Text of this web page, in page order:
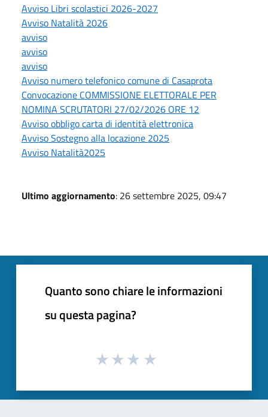
Avviso Libri scolastici 2026-2027
Avviso Natalità 2026
avviso
avviso
avviso
Avviso numero telefonico comune di Casaprota
Convocazione COMMISSIONE ELETTORALE PER
NOMINA SCRUTATORI 27/02/2026 ORE 12
Avviso obbligo carta di identità elettronica
Avviso Sostegno alla locazione 2025
Avviso Natalità2025
Ultimo aggiornamento: 26 settembre 2025, 09:47
Quanto sono chiare le informazioni
su questa pagina?